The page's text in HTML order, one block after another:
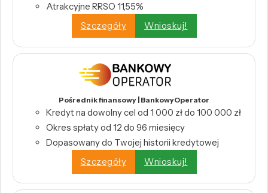
Atrakcyjne RRSO 11,55%
Szczegóły
Wnioskuj!
Pośrednik finansowy | BankowyOperator
Kredyt na dowolny cel od 1 000 zł do 100 000 zł
Okres spłaty od 12 do 96 miesięcy
Dopasowany do Twojej historii kredytowej
Szczegóły
Wnioskuj!